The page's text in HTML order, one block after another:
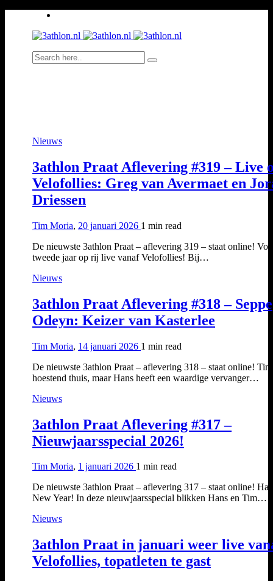
Nieuws
3athlon Praat Aflevering #319 – Live
Velofollies: Greg van Avermaet en
Driessen
Tim Moria, 20 januari 2026 1 min read
De nieuwste 3athlon Praat – aflevering 319 – staat online!
tweede jaar op rij live vanaf Velofollies! Bij…
Nieuws
3athlon Praat Aflevering #318 – Seppe
Odeyn: Keizer van Kasterlee
Tim Moria, 14 januari 2026 1 min read
De nieuwste 3athlon Praat – aflevering 318 – staat online!
hoestend thuis, maar Hans heeft een waardige vervanger…
Nieuws
3athlon Praat Aflevering #317 –
Nieuwjaarsspecial 2026!
Tim Moria, 1 januari 2026 1 min read
De nieuwste 3athlon Praat – aflevering 317 – staat online!
New Year! In deze nieuwjaarsspecial blikken Hans en Tim…
Nieuws
3athlon Praat in januari weer live
Velofollies, topatleten te gast